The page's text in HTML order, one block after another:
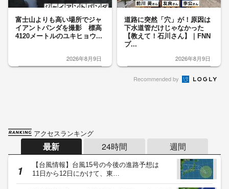
富士山よりも高い場所でジャ
イアントパンダを撮影 標高
4120メートルのユキヒョウ...
2026年8月9日
道路に突然「穴」が！原因は
下水道管だけじゃなかった
【教えて！石川さん】｜FNN
プ...
2026年8月9日
Recommended by
アクセスランキング
最新 24時間 週間
【台風情報】台風15号の今後の進路予想は
11日から12日にかけて、東…